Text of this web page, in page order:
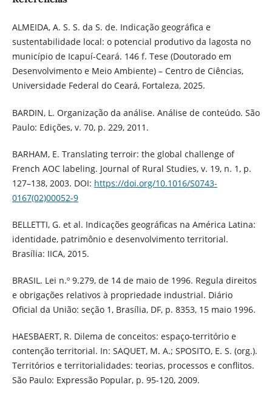
ALMEIDA, A. S. S. da S. de. Indicação geográfica e
sustentabilidade local: o potencial produtivo da lagosta no
município de Icapuí-Ceará. 146 f. Tese (Doutorado em
Desenvolvimento e Meio Ambiente) – Centro de Ciências,
Universidade Federal do Ceará, Fortaleza, 2025.
BARDIN, L. Organização da análise. Análise de conteúdo. São
Paulo: Edições, v. 70, p. 229, 2011.
BARHAM, E. Translating terroir: the global challenge of
French AOC labeling. Journal of Rural Studies, v. 19, n. 1, p.
127–138, 2003. DOI: https://doi.org/10.1016/S0743-
0167(02)00052-9
BELLETTI, G. et al. Indicações geográficas na América Latina:
identidade, patrimônio e desenvolvimento territorial.
Brasília: IICA, 2015.
BRASIL. Lei n.º 9.279, de 14 de maio de 1996. Regula direitos
e obrigações relativos à propriedade industrial. Diário
Oficial da União: seção 1, Brasília, DF, p. 8353, 15 maio 1996.
HAESBAERT, R. Dilema de conceitos: espaço-território e
contenção territorial. In: SAQUET, M. A.; SPOSITO, E. S. (org.).
Territórios e territorialidades: teorias, processos e conflitos.
São Paulo: Expressão Popular, p. 95-120, 2009.